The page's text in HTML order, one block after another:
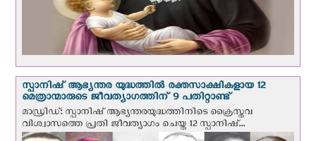
സ്പാനിഷ് ആഭ്യന്തര യുദ്ധത്തില്‍ രക്തസാക്ഷികളായ 12
മെത്രാന്മാരുടെ ജീവത്യാഗത്തിന് 9 പതിറ്റാണ്ട്
മാഡ്രിഡ്: സ്പാനിഷ് ആഭ്യന്തരയുദ്ധത്തിനിടെ ക്രൈസ്തവ
വിശ്വാസത്തെ പ്രതി ജീവത്യാഗം ചെയ്ത 12 സ്പാനിഷ്...